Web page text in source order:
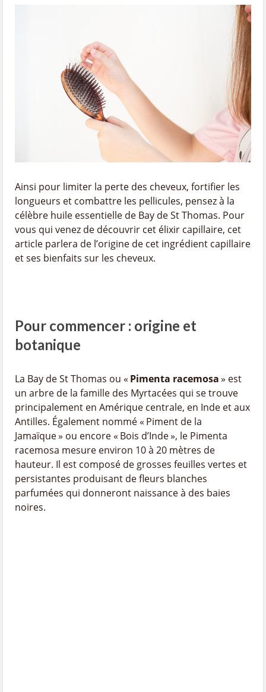
Ainsi pour limiter la perte des cheveux, fortifier les
longueurs et combattre les pellicules, pensez à la
célèbre huile essentielle de Bay de St Thomas. Pour
vous qui venez de découvrir cet élixir capillaire, cet
article parlera de l’origine de cet ingrédient capillaire
et ses bienfaits sur les cheveux.
Pour commencer : origine et
botanique
La Bay de St Thomas ou « Pimenta racemosa» est
un arbre de la famille des Myrtacées qui se trouve
principalement en Amérique centrale, en Inde et aux
Antilles. Également nommé « Piment de la
Jamaïque » ou encore « Bois d’Inde », le Pimenta
racemosa mesure environ 10 à 20 mètres de
hauteur. Il est composé de grosses feuilles vertes et
persistantes produisant de fleurs blanches
parfumées qui donneront naissance à des baies
noires.